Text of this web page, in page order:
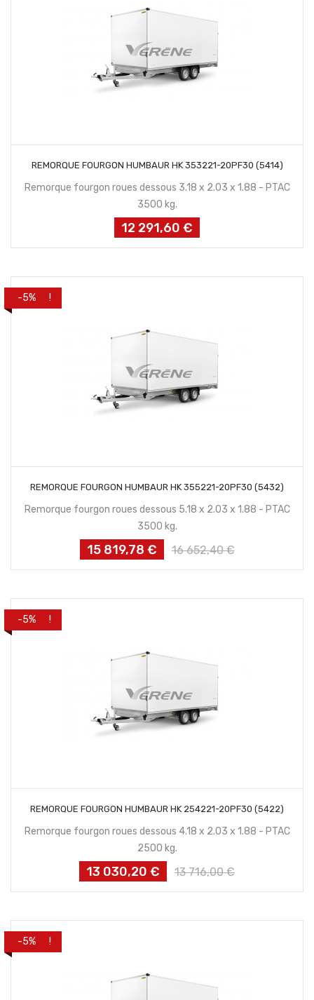
REMORQUE FOURGON HUMBAUR HK 353221-20PF30 (5414)
Remorque fourgon roues dessous 3.18 x 2.03 x 1.88 - PTAC
3500 kg.
Prix
12 291,60 €
PROMO !
-5%
REMORQUE FOURGON HUMBAUR HK 355221-20PF30 (5432)
Remorque fourgon roues dessous 5.18 x 2.03 x 1.88 - PTAC
3500 kg.
Prix
15 819,78 €
Prix
16 652,40 €
PROMO !
-5%
REMORQUE FOURGON HUMBAUR HK 254221-20PF30 (5422)
Remorque fourgon roues dessous 4.18 x 2.03 x 1.88 - PTAC
2500 kg.
Prix
13 030,20 €
Prix
13 716,00 €
PROMO !
-5%